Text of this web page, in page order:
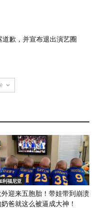
歉，并宣布退出演艺圈
利福尼亚
外迎来五胞胎！带娃带到崩溃
奶爸就这么被逼成大神！